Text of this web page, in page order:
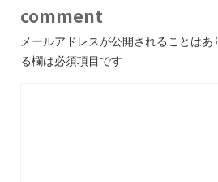
comment
メールアドレスが公開されることはあ
る欄は必須項目です